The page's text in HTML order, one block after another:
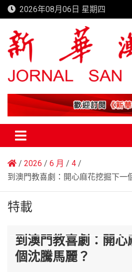
Skip
to
content
2026年08月06日 星期四
新華澳報
2026 6 月
4
到澳門教喜劇：開心麻花挖掘下一
特載
到澳門教喜劇：開心
個沈騰馬麗？